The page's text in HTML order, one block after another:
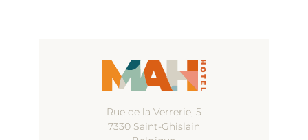
Rue de la Verrerie, 5
7330 Saint-Ghislain